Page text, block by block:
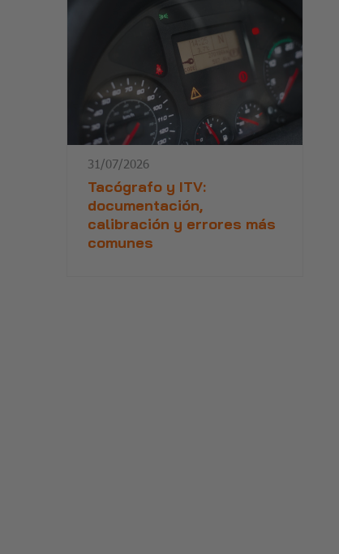
31/07/2026
Tacógrafo y ITV:
documentación,
calibración y errores más
comunes